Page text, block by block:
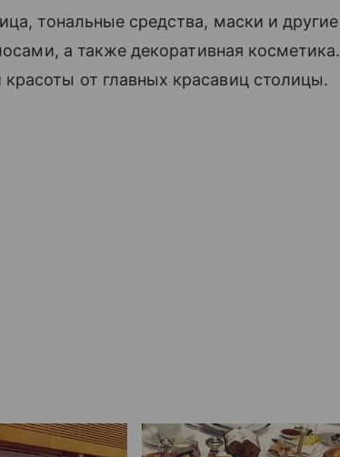
тональные средства, маски и другие
а также декоративная косметика.
от главных красавиц столицы.